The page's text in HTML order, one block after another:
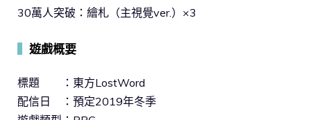
30萬人突破：繪札（主視覺ver.）×3
遊戲概要
標題 ：東方LostWord
配信日 ：預定2019年冬季